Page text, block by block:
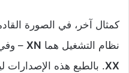
كمثال آخر، في الصورة
نظام التشغيل هما XN
–
XX. بالطبع هذه الإصدارات